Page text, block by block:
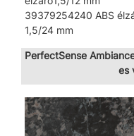
39379254240 ABS
1,5/24 mm
PerfectSense
es